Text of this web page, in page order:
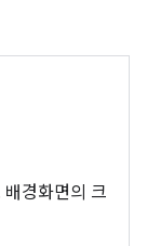
경화면의 크